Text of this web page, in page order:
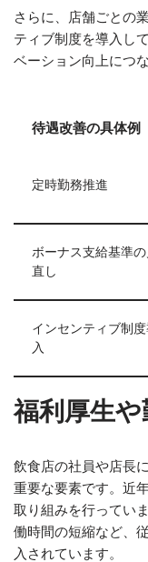
さらに、店舗ごとの
ティブ制度を導入し
ベーション向上につ
待遇改善の具体例
定時勤務推進
ボーナス支給基準
直し
インセンティブ制
入
福利厚生
飲食店の社員や店長
重要な要素です。近
取り組みを行ってい
働時間の短縮など、
入されています。